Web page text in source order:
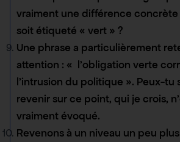
vraiment une différence
soit étiqueté « vert » ?
Une phrase a particulièrement
attention : « l’obligation verte
l’intrusion du politique ». Peux-tu
revenir sur ce point, qui je crois,
vraiment évoqué.
Revenons à un niveau un peu